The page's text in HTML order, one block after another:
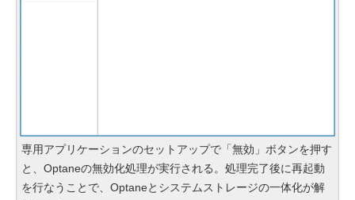
専用アプリケーションのセットアップで「無効」ボタンを押す
と、Optaneの無効化処理が実行される。処理完了後に再起動
を行なうことで、Optaneとシステムストレージの一体化が解